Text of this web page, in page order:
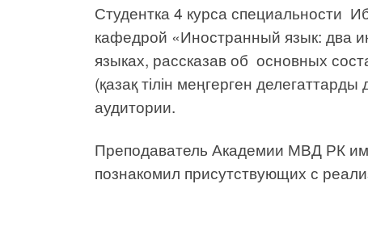
Студентка 4 курса специальности
кафедрой «Иностранный язык: два
языках, рассказав об основных
(қазақ тілін меңгерген
аудитории.
Преподаватель Академии МВД РК
познакомил присутствующих с